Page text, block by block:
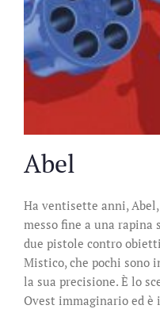
Abel
Ha ventisette anni,
messo fine a una rapina
due pistole contro
Mistico, che pochi sono
la sua precisione. È lo
Ovest immaginario ed è